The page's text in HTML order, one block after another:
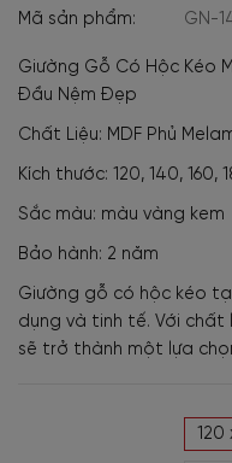
Mã sản phẩm: GN-
Giường Gỗ Có Hộc Kéo
Đầu Nệm Đẹp
Chất Liệu: MDF Phủ
Kích thước: 120, 140,
Sắc màu: màu vàng kem
Bảo hành: 2 năm
Giường gỗ có hộc kéo
dụng và tinh tế. Với
sẽ trở thành một lựa
120